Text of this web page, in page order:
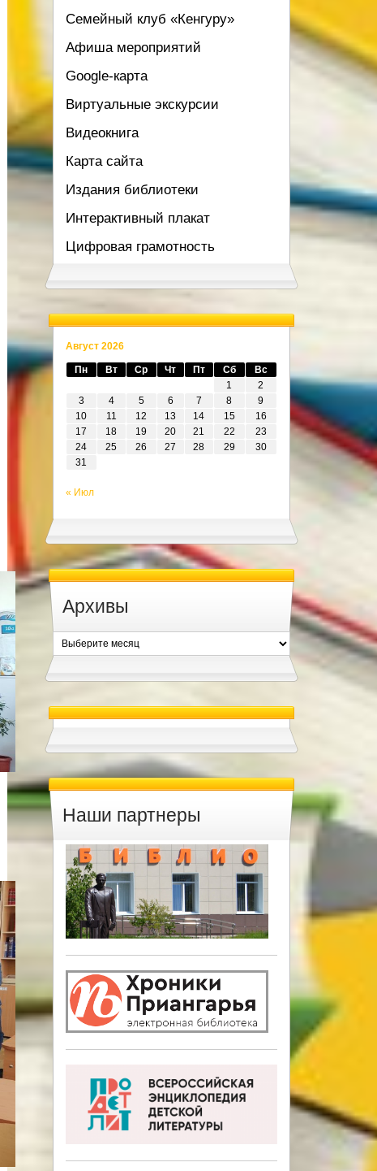
Семейный клуб «Кенгуру»
Афиша мероприятий
Google-карта
Виртуальные экскурсии
Видеокнига
Карта сайта
Издания библиотеки
Интерактивный плакат
Цифровая грамотность
Август 2026
Пн Вт Ср Чт Пт Сб
Вс
1
2
3
4 5 6 7 8
9
10
11 12 13 14 15
16
17
18 19 20 21 22
23
24
25 26 27 28 29
30
31
« Июл
Архивы
Архивы
Наши партнеры